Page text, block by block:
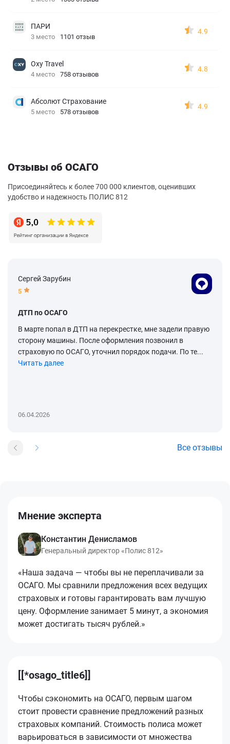
ПАРИ
3 место 1101 отзыв
4.9
Oxy Travel
4 место 758 отзывов
4.8
Абсолют Страхование
5 место 578 отзывов
4.9
Отзывы об ОСАГО
Присоединяйтесь к более 700 000 клиентов, оценивших
удобство и надежность ПОЛИС 812
Сергей Зарубин
5
ДТП по ОСАГО
В марте попал в ДТП на перекрестке, мне задели правую
сторону машины. После оформления позвонил в
страховую по ОСАГО, уточнил порядок подачи. По те...
Читать далее
06.04.2026
Все отзывы
Мнение эксперта
Константин Денисламов
Генеральный директор «Полис 812»
«Наша задача — чтобы вы не переплачивали за
ОСАГО. Мы сравнили предложения всех ведущих
страховых и готовы гарантировать вам лучшую
цену. Оформление занимает 5 минут, а экономия
может достигать тысяч рублей.»
[[*osago_title6]]
Чтобы сэкономить на ОСАГО, первым шагом
стоит провести сравнение предложений разных
страховых компаний. Стоимость полиса может
варьироваться в зависимости от множества